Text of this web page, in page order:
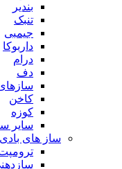
بندیر
تنبک
جیمبی
داربوکا
درام
دف
کاخن
کوزه
سایر
ساز های بادی